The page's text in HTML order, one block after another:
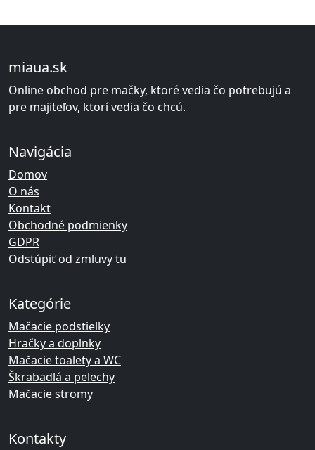
miaua.sk
Online obchod pre mačky, ktoré vedia čo potrebujú a
pre majiteľov, ktorí vedia čo chcú.
Navigácia
Domov
O nás
Kontakt
Obchodné podmienky
GDPR
Odstúpiť od zmluvy tu
Kategórie
Mačacie podstielky
Hračky a doplnky
Mačacie toalety a WC
Škrabadlá a pelechy
Mačacie stromy
Kontakty